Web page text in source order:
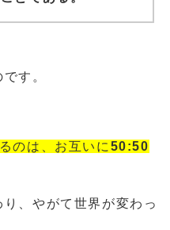
す。
のは、お互いに 50:50
、やがて世界が変わっ